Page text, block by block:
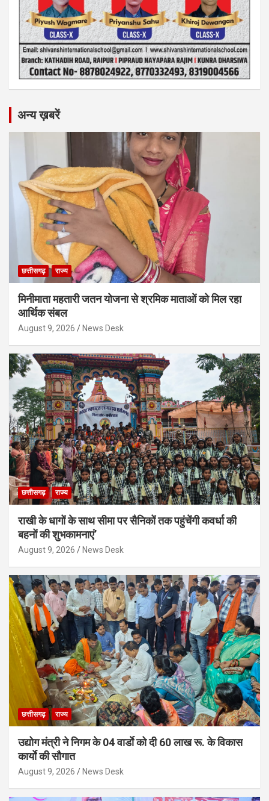
अन्य ख़बरें
छत्तीसगढ़ राज्य
मिनीमाता महतारी जतन योजना से श्रमिक माताओं को मिल रहा
आर्थिक संबल
August 9, 2026 News Desk
छत्तीसगढ़ राज्य
राखी के धागों के साथ सीमा पर सैनिकों तक पहुंचेंगी कवर्धा की
बहनों की शुभकामनाएं’
August 9, 2026 News Desk
छत्तीसगढ़ राज्य
उद्योग मंत्री ने निगम के 04 वार्डाे को दी 60 लाख रू. के विकास
कार्याे की सौगात
August 9, 2026 News Desk